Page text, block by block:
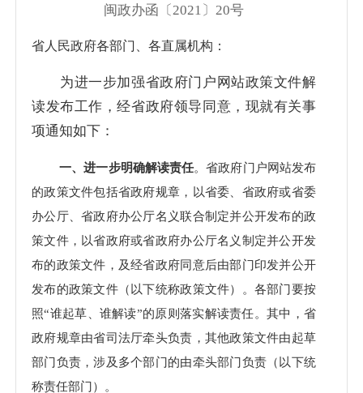
闽政办函〔2021〕20号
省人民政府各部门、各直属机构：
为进一步加强省政府门户网站政策文件解
读发布工作，经省政府领导同意，现就有关事
项通知如下：
一、进一步明确解读责任。省政府门户网站发布
的政策文件包括省政府规章，以省委、省政府或省委
办公厅、省政府办公厅名义联合制定并公开发布的政
策文件，以省政府或省政府办公厅名义制定并公开发
布的政策文件，及经省政府同意后由部门印发并公开
发布的政策文件（以下统称政策文件）。各部门要按
照“谁起草、谁解读”的原则落实解读责任。其中，省
政府规章由省司法厅牵头负责，其他政策文件由起草
部门负责，涉及多个部门的由牵头部门负责（以下统
称责任部门）。